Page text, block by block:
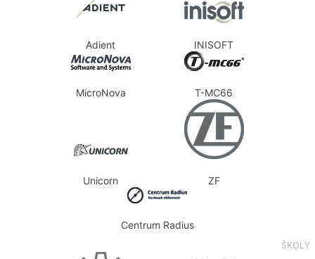
Adient INISOFT
MicroNova T-MC66
Unicorn ZF
Centrum Radius
ŠKOLY